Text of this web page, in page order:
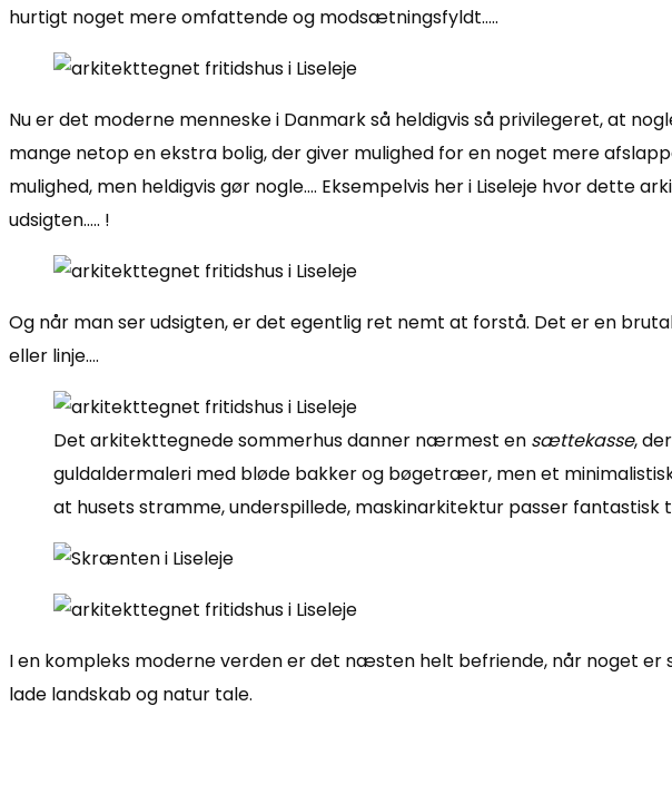
hurtigt noget mere omfattende og modsætningsfyldt…..
Nu er det moderne menneske i Danmark så heldigvis så privilegeret, at
mange netop en ekstra bolig, der giver mulighed for en noget mere
mulighed, men heldigvis gør nogle…. Eksempelvis her i Liseleje hvor
udsigten….. !
Og når man ser udsigten, er det egentlig ret nemt at forstå. Det er en
eller linje….
Det arkitekttegnede sommerhus danner nærmest en sættekasse,
guldaldermaleri med bløde bakker og bøgetræer, men et
at husets stramme, underspillede, maskinarkitektur passer
I en kompleks moderne verden er det næsten helt befriende, når noget er
lade landskab og natur tale.